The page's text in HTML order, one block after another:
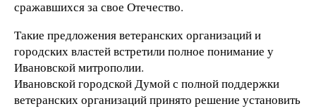
сражавшихся за свое Отечество.
Такие предложения ветеранских организаций и
городских властей встретили полное понимание у
Ивановской митрополии.
Ивановской городской Думой с полной поддержки
ветеранских организаций принято решение установить